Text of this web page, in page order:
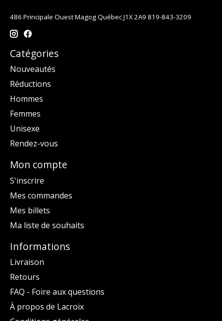
486 Principale Ouest Magog Québec J1X 2A9 819-843-3209
Catégories
Nouveautés
Réductions
Hommes
Femmes
Unisexe
Rendez-vous
Mon compte
S'inscrire
Mes commandes
Mes billets
Ma liste de souhaits
Informations
Livraison
Retours
FAQ - Foire aux questions
À propos de Lacroix